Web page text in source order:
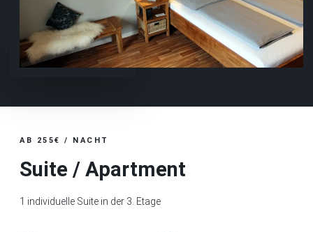
AB 255€ / NACHT
Suite / Apartment
1 individuelle Suite in der 3. Etage